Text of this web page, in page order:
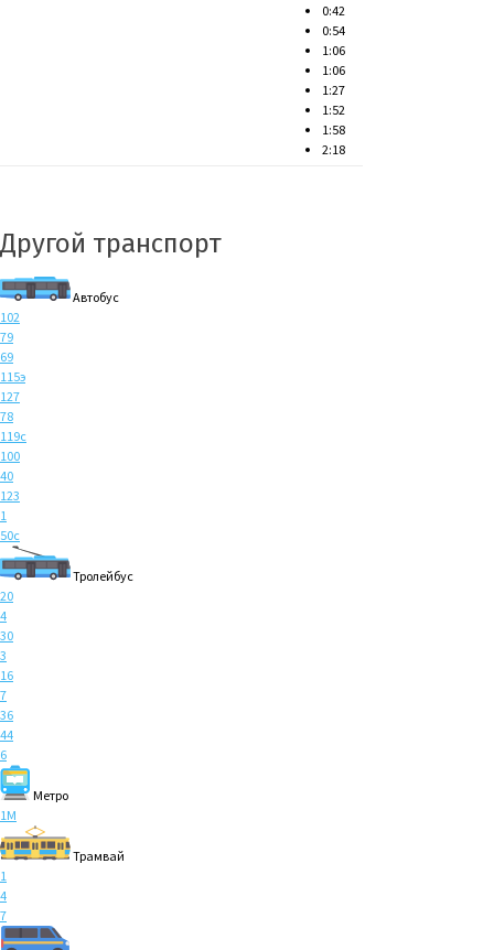
0:42
0:54
1:06
1:06
1:27
1:52
1:58
2:18
Другой транспорт
Автобус
102
79
69
115э
127
78
119с
100
40
123
1
50с
Тролейбус
20
4
30
3
16
7
36
44
6
Метро
1M
Трамвай
1
4
7